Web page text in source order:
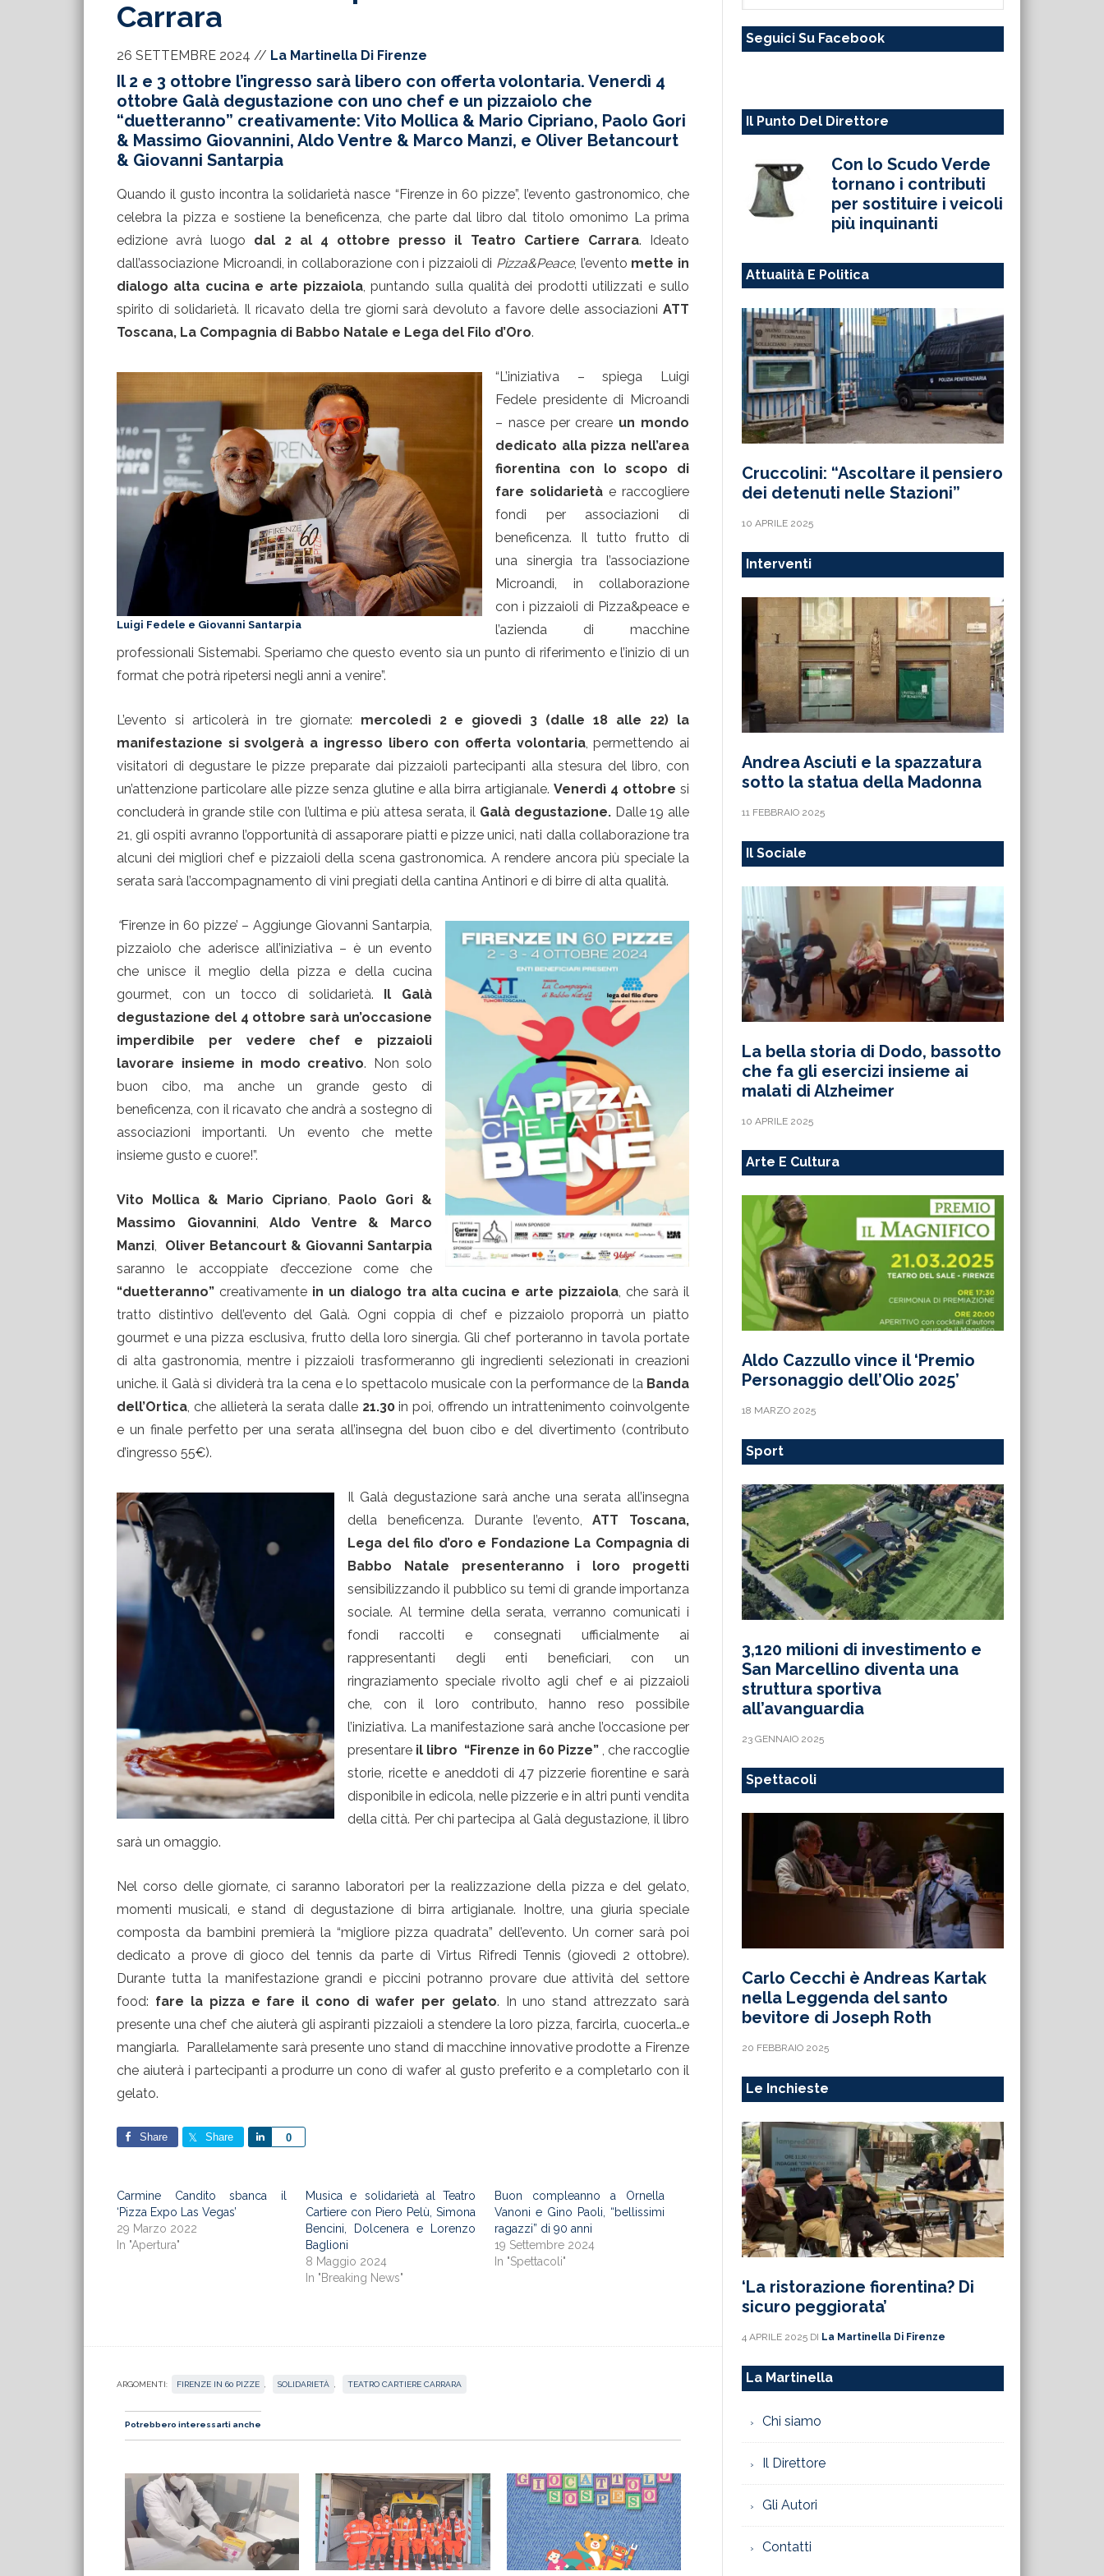
Carrara
26 SETTEMBRE 2024 // La Martinella Di Firenze
Il 2 e 3 ottobre l’ingresso sarà libero con offerta volontaria. Venerdì 4
ottobre Galà degustazione con uno chef e un pizzaiolo che
“duetteranno” creativamente: Vito Mollica & Mario Cipriano, Paolo Gori
& Massimo Giovannini, Aldo Ventre & Marco Manzi, e Oliver Betancourt
& Giovanni Santarpia
Quando il gusto incontra la solidarietà nasce “Firenze in 60 pizze”, l’evento gastronomico, che
celebra la pizza e sostiene la beneficenza, che parte dal libro dal titolo omonimo La prima
edizione avrà luogo dal 2 al 4 ottobre presso il Teatro Cartiere Carrara. Ideato
dall’associazione Microandi, in collaborazione con i pizzaioli di Pizza&Peace, l’evento mette in
dialogo alta cucina e arte pizzaiola, puntando sulla qualità dei prodotti utilizzati e sullo
spirito di solidarietà. Il ricavato della tre giorni sarà devoluto a favore delle associazioni ATT
Toscana, La Compagnia di Babbo Natale e Lega del Filo d’Oro.
Luigi Fedele e Giovanni Santarpia
“L’iniziativa – spiega Luigi
Fedele presidente di Microandi
– nasce per creare un mondo
dedicato alla pizza nell’area
fiorentina con lo scopo di
fare solidarietà e raccogliere
fondi per associazioni di
beneficenza. Il tutto frutto di
una sinergia tra l’associazione
Microandi, in collaborazione
con i pizzaioli di Pizza&peace e
l’azienda di macchine
professionali Sistemabi. Speriamo che questo evento sia un punto di riferimento e l’inizio di un
format che potrà ripetersi negli anni a venire”.
L’evento si articolerà in tre giornate: mercoledì 2 e giovedì 3 (dalle 18 alle 22) la
manifestazione si svolgerà a ingresso libero con offerta volontaria, permettendo ai
visitatori di degustare le pizze preparate dai pizzaioli partecipanti alla stesura del libro, con
un’attenzione particolare alle pizze senza glutine e alla birra artigianale.Venerdì 4 ottobresi
concluderà in grande stile con l’ultima e più attesa serata, il Galà degustazione. Dalle 19 alle
21, gli ospiti avranno l’opportunità di assaporare piatti e pizze unici, nati dalla collaborazione tra
alcuni dei migliori chef e pizzaioli della scena gastronomica. A rendere ancora più speciale la
serata sarà l’accompagnamento di vini pregiati della cantina Antinori e di birre di alta qualità.
“Firenze in 60 pizze’ – Aggiunge Giovanni Santarpia,
pizzaiolo che aderisce all’iniziativa – è un evento
che unisce il meglio della pizza e della cucina
gourmet, con un tocco di solidarietà. Il Galà
degustazione del 4 ottobre sarà un’occasione
imperdibile per vedere chef e pizzaioli
lavorare insieme in modo creativo. Non solo
buon cibo, ma anche un grande gesto di
beneficenza, con il ricavato che andrà a sostegno di
associazioni importanti. Un evento che mette
insieme gusto e cuore!”.
Vito Mollica & Mario Cipriano, Paolo Gori &
Massimo Giovannini,Aldo Ventre & Marco
Manzi, Oliver Betancourt & Giovanni Santarpia
saranno le accoppiate d’eccezione come che
“duetteranno” creativamente in un dialogo tra alta cucina e arte pizzaiola, che sarà il
tratto distintivo dell’evento del Galà. Ogni coppia di chef e pizzaiolo proporrà un piatto
gourmet e una pizza esclusiva, frutto della loro sinergia. Gli chef porteranno in tavola portate
di alta gastronomia, mentre i pizzaioli trasformeranno gli ingredienti selezionati in creazioni
uniche. il Galà si dividerà tra la cena e lo spettacolo musicale con la performance de la Banda
dell’Ortica, che allieterà la serata dalle 21.30in poi, offrendo un intrattenimento coinvolgente
e un finale perfetto per una serata all’insegna del buon cibo e del divertimento (contributo
d’ingresso 55€).
Il Galà degustazione sarà anche una serata all’insegna
della beneficenza. Durante l’evento,ATT Toscana,
Lega del filo d’oro e Fondazione La Compagnia di
Babbo Natale
presenteranno i loro progetti
sensibilizzando il pubblico su temi di grande importanza
sociale. Al termine della serata, verranno comunicati i
fondi raccolti e consegnati ufficialmente ai
rappresentanti degli enti beneficiari, con un
ringraziamento speciale rivolto agli chef e ai pizzaioli
che, con il loro contributo, hanno reso possibile
l’iniziativa. La manifestazione sarà anche l’occasione per
presentare il libro “Firenze in 60 Pizze” , che raccoglie
storie, ricette e aneddoti di 47 pizzerie fiorentine e sarà
disponibile in edicola, nelle pizzerie e in altri punti vendita
della città. Per chi partecipa al Galà degustazione, il libro
sarà un omaggio.
Nel corso delle giornate, ci saranno laboratori per la realizzazione della pizza e del gelato,
momenti musicali, e stand di degustazione di birra artigianale. Inoltre, una giuria speciale
composta da bambini premierà la “migliore pizza quadrata” dell’evento. Un corner sarà poi
dedicato a prove di gioco del tennis da parte di Virtus Rifredi Tennis (giovedì 2 ottobre).
Durante tutta la manifestazione grandi e piccini potranno provare due attività del settore
food: fare la pizza e fare il cono di wafer per gelato. In uno stand attrezzato sarà
presente una chef che aiuterà gli aspiranti pizzaioli a stendere la loro pizza, farcirla, cuocerla…e
mangiarla. Parallelamente sarà presente uno stand di macchine innovative prodotte a Firenze
che aiuterà i partecipanti a produrre un cono di wafer al gusto preferito e a completarlo con il
gelato.
Share Share 0
Share
Carmine Candito sbanca il
‘Pizza Expo Las Vegas’
29 Marzo 2022
In "Apertura"
Musica e solidarietà al Teatro
Cartiere con Piero Pelù, Simona
Bencini, Dolcenera e Lorenzo
Baglioni
8 Maggio 2024
In "Breaking News"
Buon compleanno a Ornella
Vanoni e Gino Paoli, “bellissimi
ragazzi” di 90 anni
19 Settembre 2024
In "Spettacoli"
ARGOMENTI: FIRENZE IN 60 PIZZE SOLIDARIETÀ TEATRO CARTIERE CARRARA
Potrebbero interessarti anche
sito
Seguici Su Facebook
Il Punto Del Direttore
Con lo Scudo Verde
tornano i contributi
per sostituire i veicoli
più inquinanti
Attualità E Politica
Cruccolini: “Ascoltare il pensiero
dei detenuti nelle Stazioni”
10 APRILE 2025
Interventi
Andrea Asciuti e la spazzatura
sotto la statua della Madonna
11 FEBBRAIO 2025
Il Sociale
La bella storia di Dodo, bassotto
che fa gli esercizi insieme ai
malati di Alzheimer
10 APRILE 2025
Arte E Cultura
Aldo Cazzullo vince il ‘Premio
Personaggio dell’Olio 2025’
18 MARZO 2025
Sport
3,120 milioni di investimento e
San Marcellino diventa una
struttura sportiva
all’avanguardia
23 GENNAIO 2025
Spettacoli
Carlo Cecchi è Andreas Kartak
nella Leggenda del santo
bevitore di Joseph Roth
20 FEBBRAIO 2025
Le Inchieste
‘La ristorazione fiorentina? Di
sicuro peggiorata’
4 APRILE 2025 DI La Martinella Di Firenze
La Martinella
Chi siamo
Il Direttore
Gli Autori
Contatti